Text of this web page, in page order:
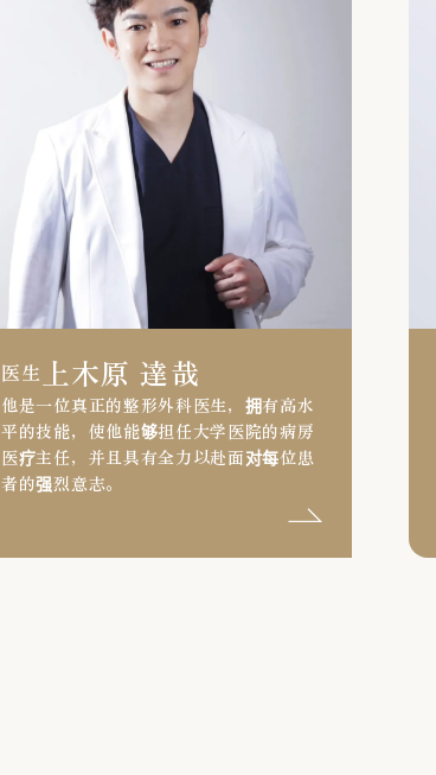
医生 上木原 達哉
他是一位真正的整形外科医生，拥有高水
平的技能，使他能够担任大学医院的病房
医疗主任，并且具有全力以赴面对每位患
者的强烈意志。